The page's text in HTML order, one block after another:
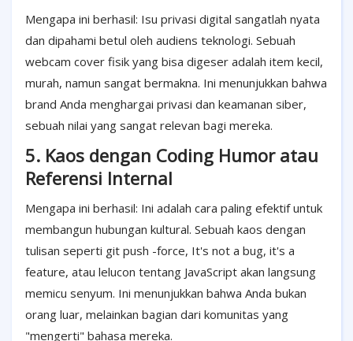
Mengapa ini berhasil: Isu privasi digital sangatlah nyata
dan dipahami betul oleh audiens teknologi. Sebuah
webcam cover fisik yang bisa digeser adalah item kecil,
murah, namun sangat bermakna. Ini menunjukkan bahwa
brand Anda menghargai privasi dan keamanan siber,
sebuah nilai yang sangat relevan bagi mereka.
5. Kaos dengan Coding Humor atau
Referensi Internal
Mengapa ini berhasil: Ini adalah cara paling efektif untuk
membangun hubungan kultural. Sebuah kaos dengan
tulisan seperti git push -force, It's not a bug, it's a
feature, atau lelucon tentang JavaScript akan langsung
memicu senyum. Ini menunjukkan bahwa Anda bukan
orang luar, melainkan bagian dari komunitas yang
"mengerti" bahasa mereka.